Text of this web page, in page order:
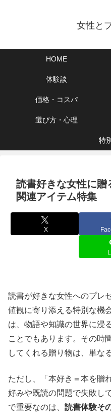
女性と
HOME
体験談
価格・コスパ
選び方・心理
特
読書好きな女性に贈
関連アイテム特集
X
読書が好きな女性へのプレ
値観に寄り添える特別な機
は、物語や知識の世界に浸
ことでもあります。その時
してくれる贈り物は、単な
ただし、「本好き＝本を贈
好みや既読の問題で失敗し
で重要なのは、 読書体験そ